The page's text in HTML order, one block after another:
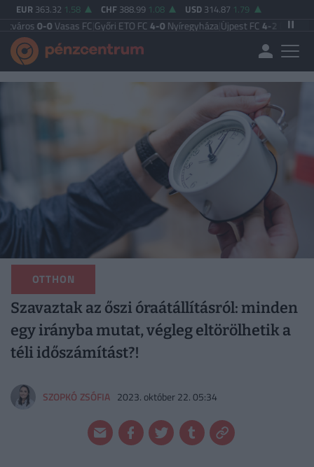
EUR 363.32 1.58 CHF 388.99 1.08 USD 314.87 1.79
Vasas FC|Győri ETO FC4-0 Nyíregyháza|Újpest FC4-2Debreceni VSC|
OTTHON
Szavaztak az őszi óraátállításról: minden
egy irányba mutat, végleg eltörölhetik a
téli időszámítást?!
SZOPKÓ ZSÓFIA 2023. október 22. 05:34